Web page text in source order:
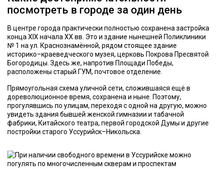
посмотреть в городе за один день
В центре города практически полностью сохранена застройка
конца XIX начала XX вв. Это и здание нынешней Поликлиники
№ 1 на ул. Краснознамённой, рядом стоящее здание
историко–краеведческого музея, церковь Покрова Пресвятой
Богородицы. Здесь же, напротив Площади Победы,
расположены старый ГУМ, почтовое отделение.
Прямоугольная схема уличной сети, сложившаяся ещё в
дореволюционное время, сохранена и ныне. Поэтому,
прогулявшись по улицам, переходя с одной на другую, можно
увидеть здания бывшей женской гимназии и табачной
фабрики, Китайского театра, первой городской Думы и другие
постройки старого Уссурийск–Никольска.